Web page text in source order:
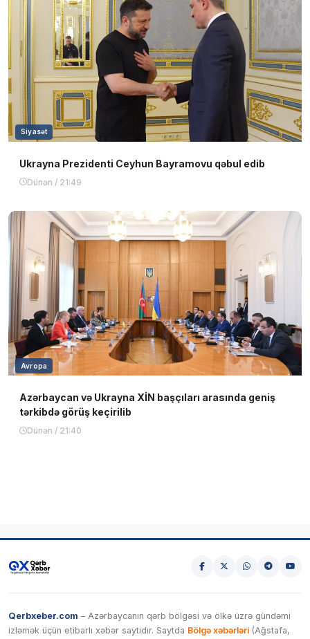
Siyasət
Ukrayna Prezidenti Ceyhun Bayramovu qəbul edib
Dünən / 21:49
Avropa
Azərbaycan və Ukrayna XİN başçıları arasında geniş
tərkibdə görüş keçirilib
Dünən / 21:40
Qerbxeber.com – Azərbaycanın qərb bölgəsi və ölkə üzrə gündəmi
izləmək üçün etibarlı xəbər saytıdır. Saytda Bölgə xəbərləri (Ağstafa,